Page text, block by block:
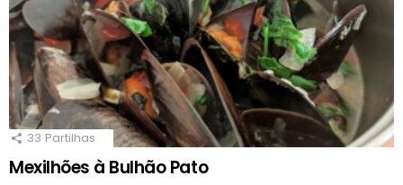
33 Partilhas
Mexilhões à Bulhão Pato